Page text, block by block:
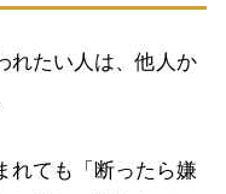
れたい人は、他人か
れても「断ったら嫌